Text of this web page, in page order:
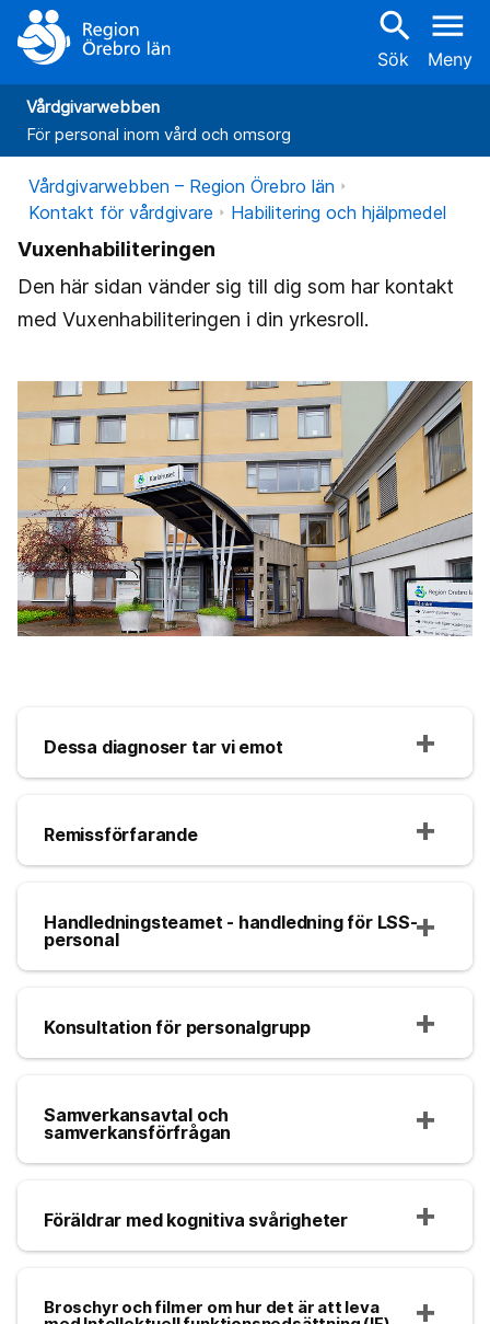
search
Sök
menu
Meny
Vårdgivarwebben
För personal inom vård och omsorg
Vårdgivarwebben – Region Örebro län
Kontakt för vårdgivare
Habilitering och hjälpmedel
Vuxenhabiliteringen
Den här sidan vänder sig till dig som har kontakt
med Vuxenhabiliteringen i din yrkesroll.
Dessa diagnoser tar vi emot
Remissförfarande
Handledningsteamet - handledning för LSS-
personal
Konsultation för personalgrupp
Samverkansavtal och
samverkansförfrågan
Föräldrar med kognitiva svårigheter
Broschyr och filmer om hur det är att leva